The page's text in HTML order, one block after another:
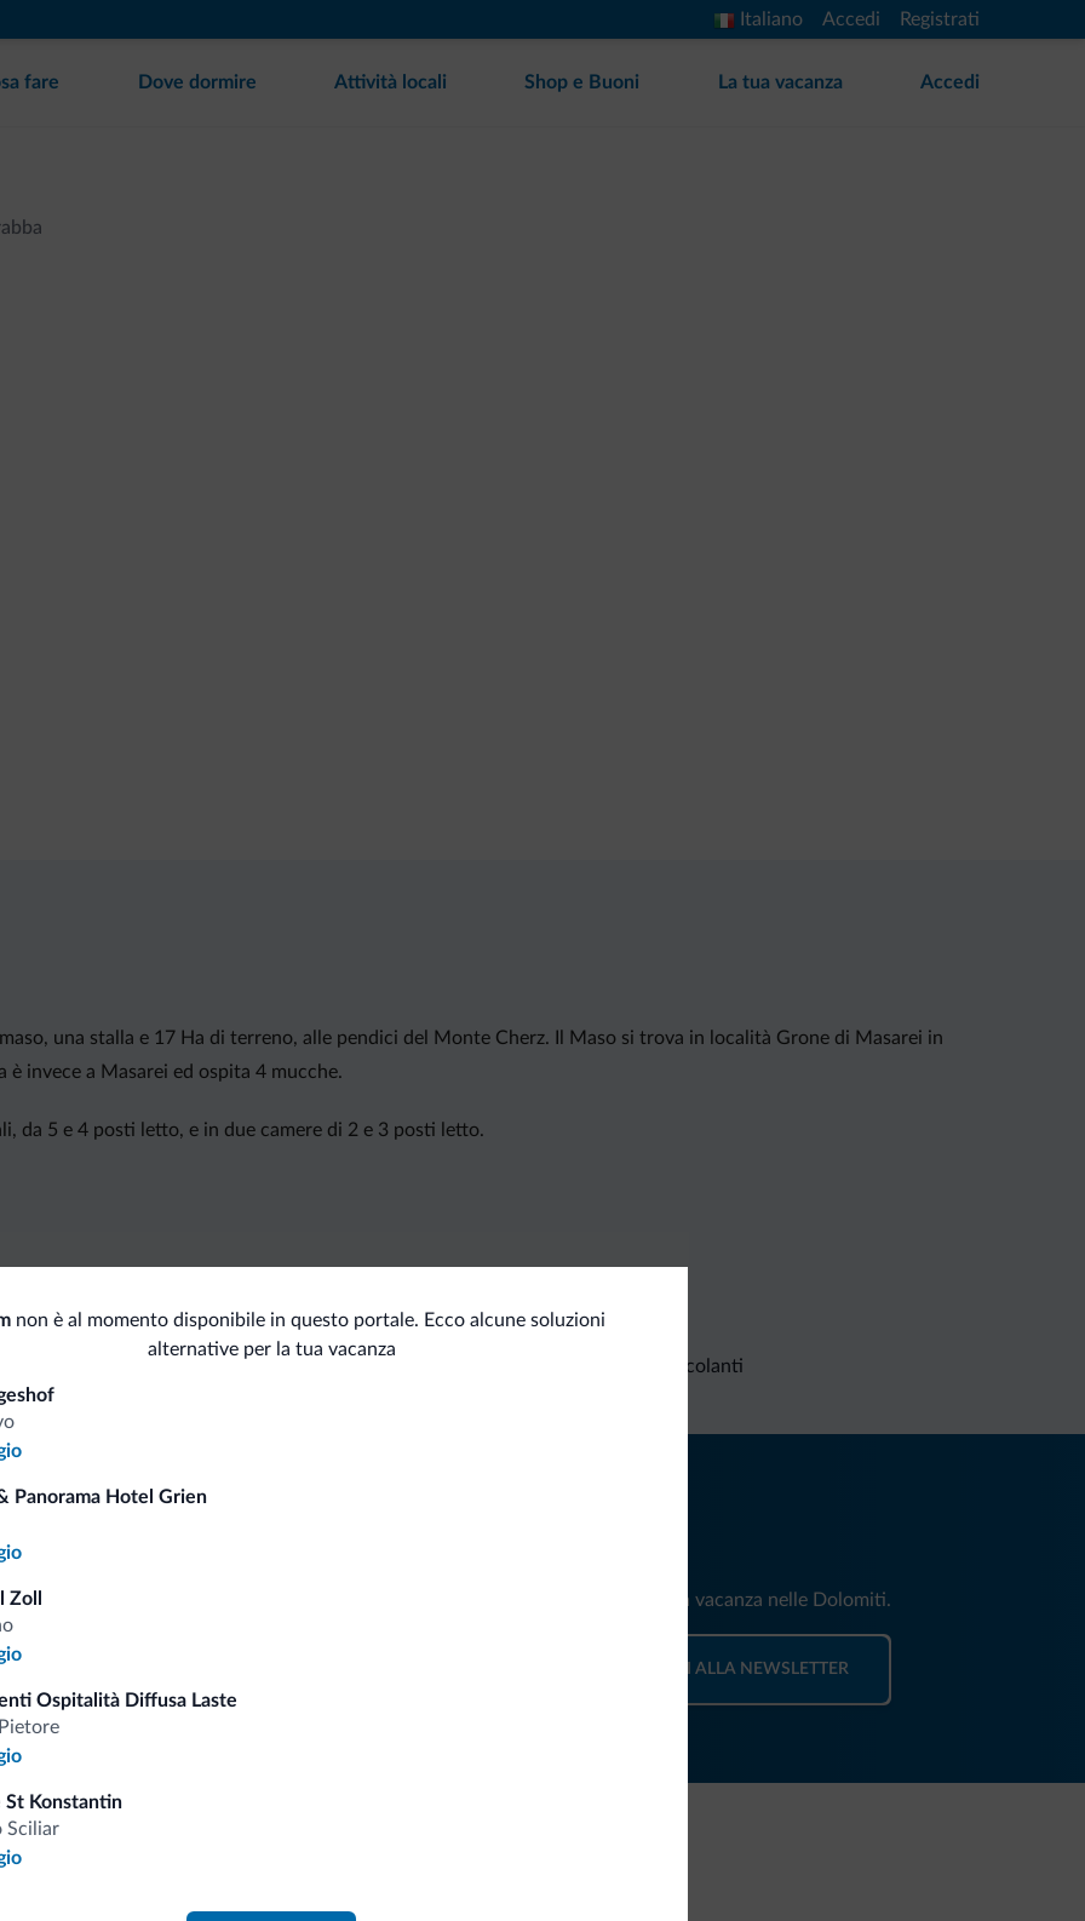
Italiano Accedi Registrati
fare Dove dormire Attività locali Shop e Buoni La tua vacanza Accedi
una stalla e 17 Ha di terreno, alle pendici del Monte Cherz. Il Maso si trova in località Grone di Masarei in
invece a Masarei ed ospita 4 mucche.
da 5 e 4 posti letto, e in due camere di 2 e 3 posti letto.
non è al momento disponibile in questo portale. Ecco alcune soluzioni
alternative per la tua vacanza
Panorama Hotel Grien
Ospitalità Diffusa Laste
St Konstantin
Sciliar
Richieste non vincolanti
Riceverai informazioni, offerte esclusive e news per la tua vacanza nelle Dolomiti.
ISCRIVITI ALLA NEWSLETTER
collezione
firmata Dolomiti.it!